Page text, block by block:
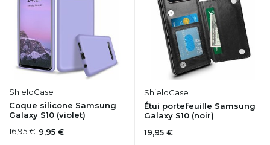
ShieldCase
Coque silicone Samsung
Galaxy S10 (violet)
16,95 € 9,95 €
ShieldCase
Étui portefeuille Samsung
Galaxy S10 (noir)
19,95 €